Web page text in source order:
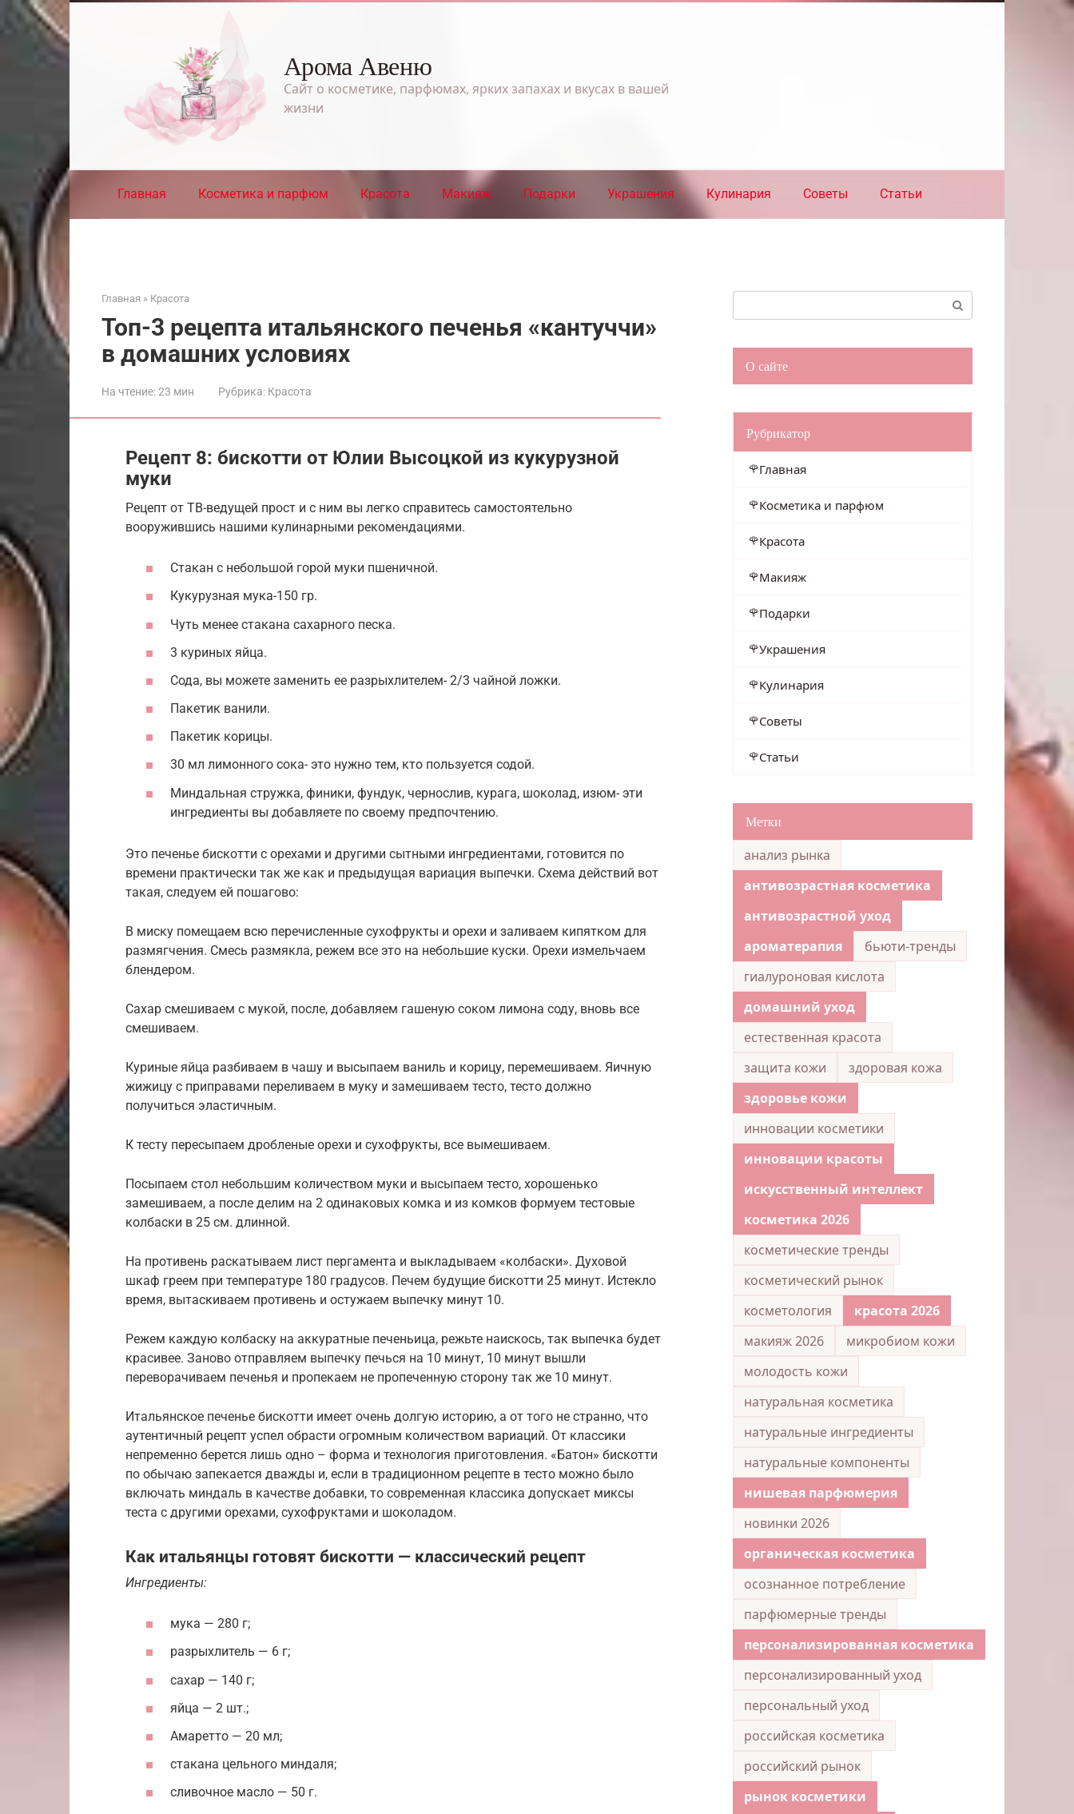
Перейти
к
контенту
Арома Авеню
Сайт о косметике, парфюмах, ярких запахах и вкусах в вашей
жизни
Главная Косметика и парфюм Красота Макияж Подарки Украшения Кулинария Советы Статьи
Главная » Красота
Топ-3 рецепта итальянского печенья «кантуччи»
в домашних условиях
На чтение:23 мин Рубрика: Красота
Рецепт 8: бискотти от Юлии Высоцкой из кукурузной
муки
Рецепт от ТВ-ведущей прост и с ним вы легко справитесь самостоятельно
вооружившись нашими кулинарными рекомендациями.
Стакан с небольшой горой муки пшеничной.
Кукурузная мука-150 гр.
Чуть менее стакана сахарного песка.
3 куриных яйца.
Сода, вы можете заменить ее разрыхлителем- 2/3 чайной ложки.
Пакетик ванили.
Пакетик корицы.
30 мл лимонного сока- это нужно тем, кто пользуется содой.
Миндальная стружка, финики, фундук, чернослив, курага, шоколад, изюм- эти
ингредиенты вы добавляете по своему предпочтению.
Это печенье бискотти с орехами и другими сытными ингредиентами, готовится по
времени практически так же как и предыдущая вариация выпечки. Схема действий вот
такая, следуем ей пошагово:
В миску помещаем всю перечисленные сухофрукты и орехи и заливаем кипятком для
размягчения. Смесь размякла, режем все это на небольшие куски. Орехи измельчаем
блендером.
Сахар смешиваем с мукой, после, добавляем гашеную соком лимона соду, вновь все
смешиваем.
Куриные яйца разбиваем в чашу и высыпаем ваниль и корицу, перемешиваем. Яичную
жижицу с приправами переливаем в муку и замешиваем тесто, тесто должно
получиться эластичным.
К тесту пересыпаем дробленые орехи и сухофрукты, все вымешиваем.
Посыпаем стол небольшим количеством муки и высыпаем тесто, хорошенько
замешиваем, а после делим на 2 одинаковых комка и из комков формуем тестовые
колбаски в 25 см. длинной.
На противень раскатываем лист пергамента и выкладываем «колбаски». Духовой
шкаф греем при температуре 180 градусов. Печем будущие бискотти 25 минут. Истекло
время, вытаскиваем противень и остужаем выпечку минут 10.
Режем каждую колбаску на аккуратные печеньица, режьте наискось, так выпечка будет
красивее. Заново отправляем выпечку печься на 10 минут, 10 минут вышли
переворачиваем печенья и пропекаем не пропеченную сторону так же 10 минут.
Итальянское печенье бискотти имеет очень долгую историю, а от того не странно, что
аутентичный рецепт успел обрасти огромным количеством вариаций. От классики
непременно берется лишь одно – форма и технология приготовления. «Батон» бискотти
по обычаю запекается дважды и, если в традиционном рецепте в тесто можно было
включать миндаль в качестве добавки, то современная классика допускает миксы
теста с другими орехами, сухофруктами и шоколадом.
Как итальянцы готовят бискотти — классический рецепт
Ингредиенты:
мука — 280 г;
разрыхлитель — 6 г;
сахар — 140 г;
яйца — 2 шт.;
Амаретто — 20 мл;
стакана цельного миндаля;
сливочное масло — 50 г.
О сайте
Рубрикатор
Главная
Косметика и парфюм
Красота
Макияж
Подарки
Украшения
Кулинария
Советы
Статьи
Метки
анализ рынка
антивозрастная косметика
антивозрастной уход
ароматерапия
бьюти-тренды
гиалуроновая кислота
домашний уход
естественная красота
защита кожи
здоровая кожа
здоровье кожи
инновации косметики
инновации красоты
искусственный интеллект
косметика 2026
косметические тренды
косметический рынок
косметология
красота 2026
макияж 2026
микробиом кожи
молодость кожи
натуральная косметика
натуральные ингредиенты
натуральные компоненты
нишевая парфюмерия
новинки 2026
органическая косметика
осознанное потребление
парфюмерные тренды
персонализированная косметика
персонализированный уход
персональный уход
российская косметика
российский рынок
рынок косметики